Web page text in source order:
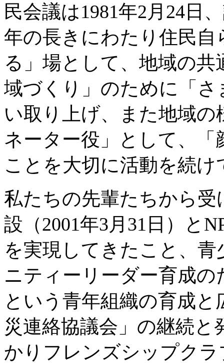
民会議は1981年2月24日
年の長きにわたり住民
る」場として、地域の
域づくり」のために「
い取り上げ、また地域
ネーター役」として、
ことを大切に活動を続け
私たちの先輩たちから
設（2001年3月31日）と
を実現してきたこと、
ニティーリーダー育成
という青年組織の育成
災連絡協議会」の継続
かりフレンズシップク